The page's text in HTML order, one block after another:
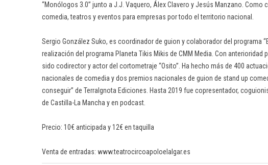
“Monólogos 3.0” junto a J.J. Vaquero, Álex Clavero y Jesús Manzano.
comedia, teatros y eventos para empresas por todo el territorio nacional.
Sergio González Suko, es coordinador de guion y colaborador del programa
realización del programa Planeta Tikis Mikis de CMM Media. Con
sido codirector y actor del cortometraje “Osito”. Ha hecho más de 400
nacionales de comedia y dos premios nacionales de guion de stand up
conseguir” de Terralgnota Ediciones. Hasta 2019 fue copresentador,
de Castilla-La Mancha y en podcast.
Precio: 10€ anticipada y 12€ en taquilla
Venta de entradas: www.teatrocircoapoloelalgar.es